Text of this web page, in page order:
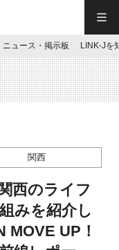
ニュース・掲示板 LINK-Jを
関西
西のライフ
みを紹介し
MOVE UP！